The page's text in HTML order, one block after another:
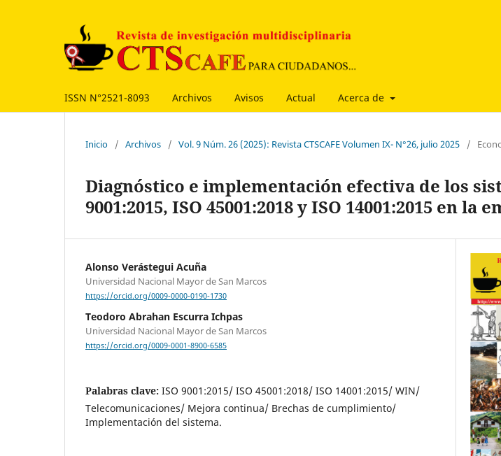
ISSN N°2521-8093 Archivos Avisos Actual Acerca de
Inicio / Archivos / Vol. 9 Núm. 26 (2025): Revista CTSCAFE Volumen IX- N°26, julio 2025 /
Diagnóstico e implementación efectiva de los
9001:2015, ISO 45001:2018 y ISO 14001:2015 en la
Alonso Verástegui Acuña
Universidad Nacional Mayor de San Marcos
https://orcid.org/0009-0000-0190-1730
Teodoro Abrahan Escurra Ichpas
Universidad Nacional Mayor de San Marcos
https://orcid.org/0009-0001-8900-6585
Palabras clave: ISO 9001:2015/ ISO 45001:2018/ ISO 14001:2015/ WIN/
Telecomunicaciones/ Mejora continua/ Brechas de cumplimiento/
Implementación del sistema.